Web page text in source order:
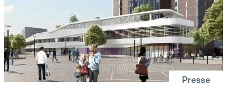
Presse